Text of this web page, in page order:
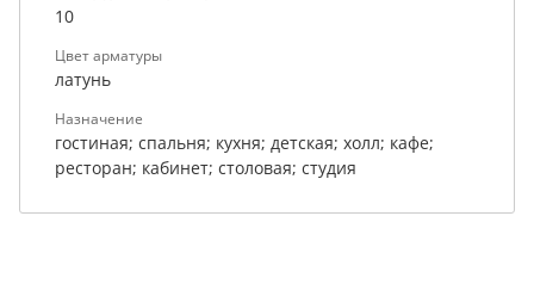
10
Цвет арматуры
латунь
Назначение
гостиная; спальня; кухня; детская; холл; кафе;
ресторан; кабинет; столовая; студия